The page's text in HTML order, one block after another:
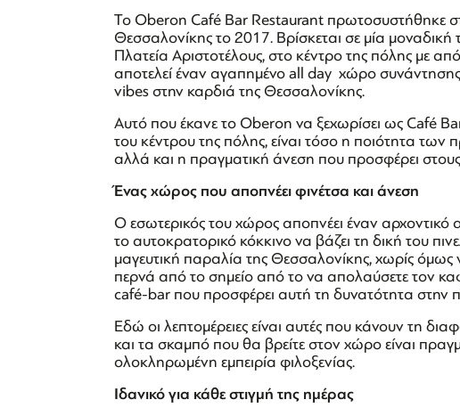
Το Oberon Café Bar Restaurant πρωτοσυστήθηκε
Θεσσαλονίκης το 2017. Βρίσκεται σε μία
Πλατεία Αριστοτέλους, στο κέντρο της πόλης με
αποτελεί έναν αγαπημένο all day χώρο
vibes στην καρδιά της Θεσσαλονίκης.
Αυτό που έκανε το Oberon να ξεχωρίσει ως Café
του κέντρου της πόλης, είναι τόσο η ποιότητα των
αλλά και η πραγματική άνεση που προσφέρει στους
Ένας χώρος που αποπνέει φινέτσα και άνεση
Ο εσωτερικός του χώρος αποπνέει έναν αρχοντικό
το αυτοκρατορικό κόκκινο να βάζει τη δική του
μαγευτική παραλία της Θεσσαλονίκης, χωρίς
περνά από το σημείο από το να απολαύσετε τον
café-bar που προσφέρει αυτή τη δυνατότητα
Εδώ οι λεπτομέρειες είναι αυτές που κάνουν τη
και τα σκαμπό που θα βρείτε στον χώρο είναι
ολοκληρωμένη εμπειρία φιλοξενίας.
Ιδανικό για κάθε στιγμή της ημέρας